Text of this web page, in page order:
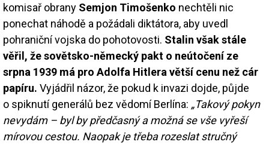
komisař obrany Semjon Timošenko nechtěli nic
ponechat náhodě a požádali diktátora, aby uvedl
pohraniční vojska do pohotovosti. Stalin však stále
věřil, že sovětsko-německý pakt o neútočení ze
srpna 1939 má pro Adolfa Hitlera větší cenu než cár
papíru. Vyjádřil názor, že pokud k invazi dojde, půjde
o spiknutí generálů bez vědomí Berlína: „Takový pokyn
nevydám – byl by předčasný a možná se vše vyřeší
mírovou cestou. Naopak je třeba rozeslat stručný